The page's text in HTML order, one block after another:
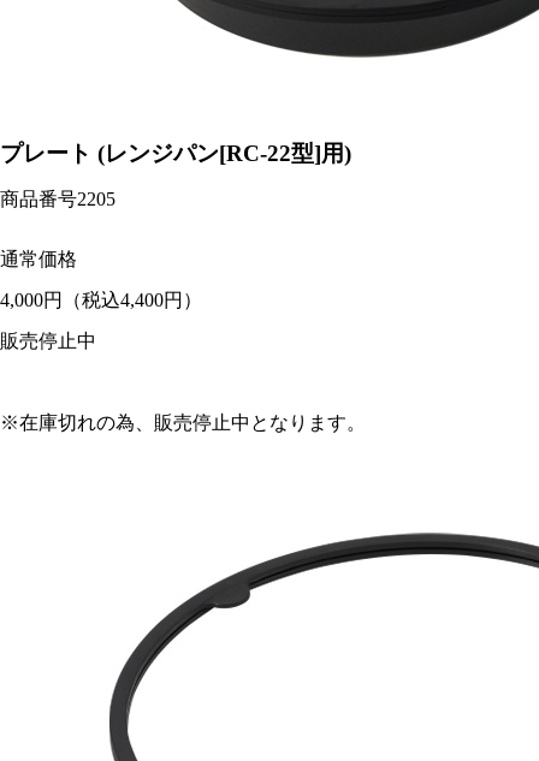
プレート (レンジパン[RC-22型]用)
商品番号2205
通常価格
4,000円
（税込4,400円）
販売停止中
※在庫切れの為、販売停止中となります。